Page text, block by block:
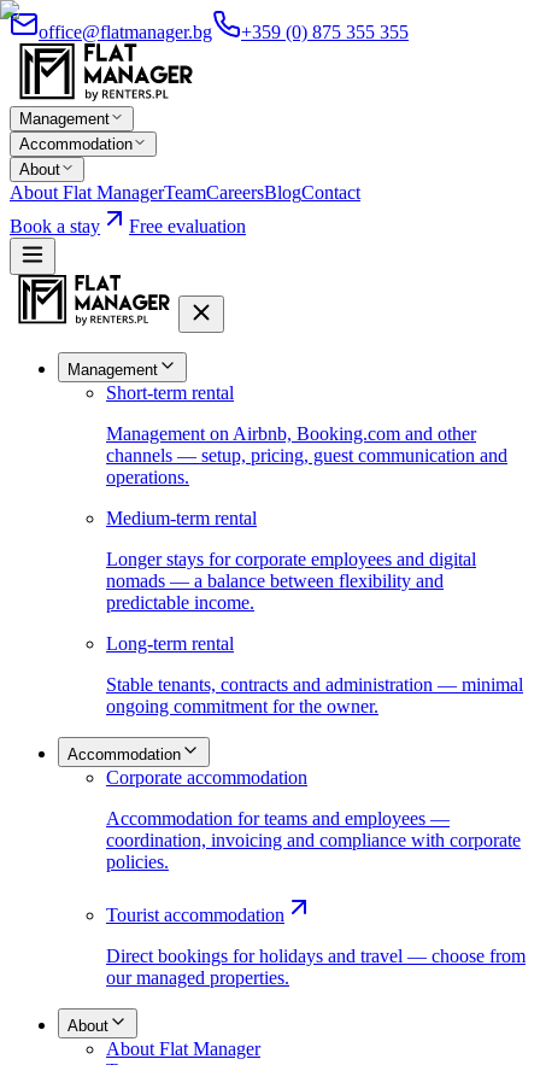
office@flatmanager.bg +359 (0) 875 355 355
Management
Accommodation
About
About Flat ManagerTeamCareersBlogContact
Book a stay
Free evaluation
Management
Short-term rental
Management on Airbnb, Booking.com and other
channels — setup, pricing, guest communication and
operations.
Medium-term rental
Longer stays for corporate employees and digital
nomads — a balance between flexibility and
predictable income.
Long-term rental
Stable tenants, contracts and administration — minimal
ongoing commitment for the owner.
Accommodation
Corporate accommodation
Accommodation for teams and employees —
coordination, invoicing and compliance with corporate
policies.
Tourist accommodation
Direct bookings for holidays and travel — choose from
our managed properties.
About
About Flat Manager